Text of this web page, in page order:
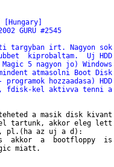
[Hungary]
GURU #2545
targyban irt. Nagyon sok
kiprobaltam.  Uj HDD
5 nagyon jo) Windows
atmasolni Boot Disk
hozzaadasa) HDD
fdisk-kel aktivva tenni a
a masik disk kivant
tartunk, akkor eleg lett
pl.(ha az uj a d):
akkor  a  bootfloppy  is
miatt.